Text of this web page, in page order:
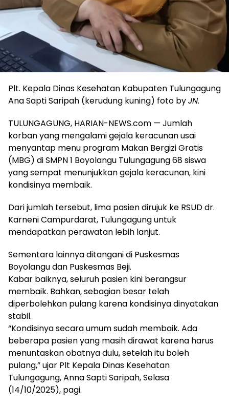
Plt. Kepala Dinas Kesehatan Kabupaten Tulungagung
Ana Sapti Saripah (kerudung kuning) foto byJN.
TULUNGAGUNG, HARIAN-NEWS.com — Jumlah
korban yang mengalami gejala keracunan usai
menyantap menu program Makan Bergizi Gratis
(MBG) di SMPN 1 Boyolangu Tulungagung 68 siswa
yang sempat menunjukkan gejala keracunan, kini
kondisinya membaik.
Dari jumlah tersebut, lima pasien dirujuk ke RSUD dr.
Karneni Campurdarat, Tulungagung untuk
mendapatkan perawatan lebih lanjut.
Sementara lainnya ditangani di Puskesmas
Boyolangu dan Puskesmas Beji.
Kabar baiknya, seluruh pasien kini berangsur
membaik. Bahkan, sebagian besar telah
diperbolehkan pulang karena kondisinya dinyatakan
stabil.
“Kondisinya secara umum sudah membaik. Ada
beberapa pasien yang masih dirawat karena harus
menuntaskan obatnya dulu, setelah itu boleh
pulang,” ujar Plt Kepala Dinas Kesehatan
Tulungagung, Anna Sapti Saripah, Selasa
(14/10/2025), pagi.